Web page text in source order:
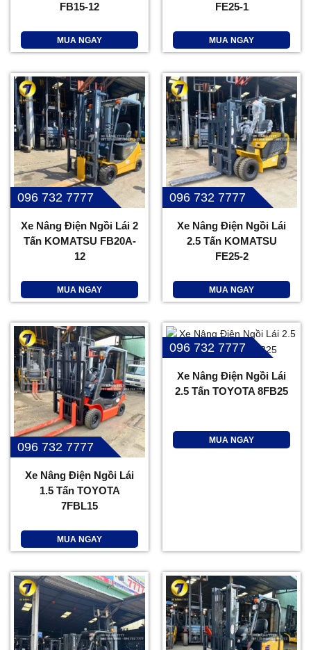
FB15-12
MUA NGAY
FE25-1
MUA NGAY
096 732 7777
Xe Nâng Điện Ngồi Lái 2
Tấn KOMATSU FB20A-
12
MUA NGAY
096 732 7777
Xe Nâng Điện Ngồi Lái
2.5 Tấn KOMATSU
FE25-2
MUA NGAY
096 732 7777
Xe Nâng Điện Ngồi Lái
1.5 Tấn TOYOTA
7FBL15
MUA NGAY
096 732 7777
Xe Nâng Điện Ngồi Lái
2.5 Tấn TOYOTA 8FB25
MUA NGAY